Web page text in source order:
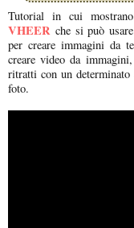
Tutorial in cui
VHEER che si può
per creare immagini da
creare video da
ritratti con un
foto.